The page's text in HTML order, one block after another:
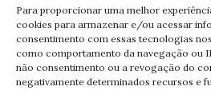
Para proporcionar uma melhor
cookies para armazenar e/ou acessar
consentimento com essas tecnologias
como comportamento da navegação ou
não consentimento ou a revogação do
negativamente determinados recursos e
Teologia(1)
Teologia da Prosperidade(1)
Terço(7)